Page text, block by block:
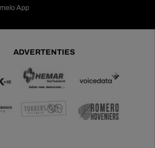
App
ADVERTENTIES